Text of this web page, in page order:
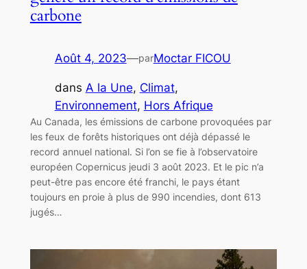
carbone
Août 4, 2023—parMoctar FICOU
dans A la Une, Climat
Environnement, Hors Afrique
Au Canada, les émissions de carbone provoquées par
les feux de forêts historiques ont déjà dépassé le
record annuel national. Si l’on se fie à l’observatoire
européen Copernicus jeudi 3 août 2023. Et le pic n’a
peut-être pas encore été franchi, le pays étant
toujours en proie à plus de 990 incendies, dont 613
jugés…